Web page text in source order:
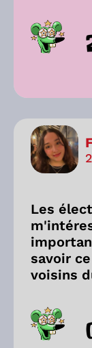
Les
savoir
voisins